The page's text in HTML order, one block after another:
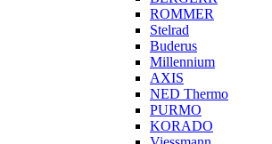
ROMMER
Stelrad
Buderus
Millennium
AXIS
NED Thermo
PURMO
KORADO